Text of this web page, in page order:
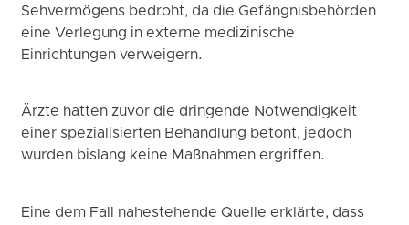
Sehvermögens bedroht, da die Gefängnisbehörden
eine Verlegung in externe medizinische
Einrichtungen verweigern.
Ärzte hatten zuvor die dringende Notwendigkeit
einer spezialisierten Behandlung betont, jedoch
wurden bislang keine Maßnahmen ergriffen.
Eine dem Fall nahestehende Quelle erklärte, dass